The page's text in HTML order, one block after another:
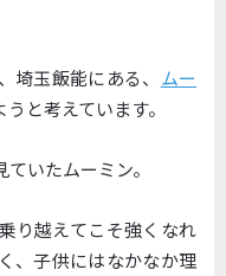
玉飯能にある、 ムー
と考えています。
いたムーミン。
り越えてこそ強くなれ
、子供にはなかなか理